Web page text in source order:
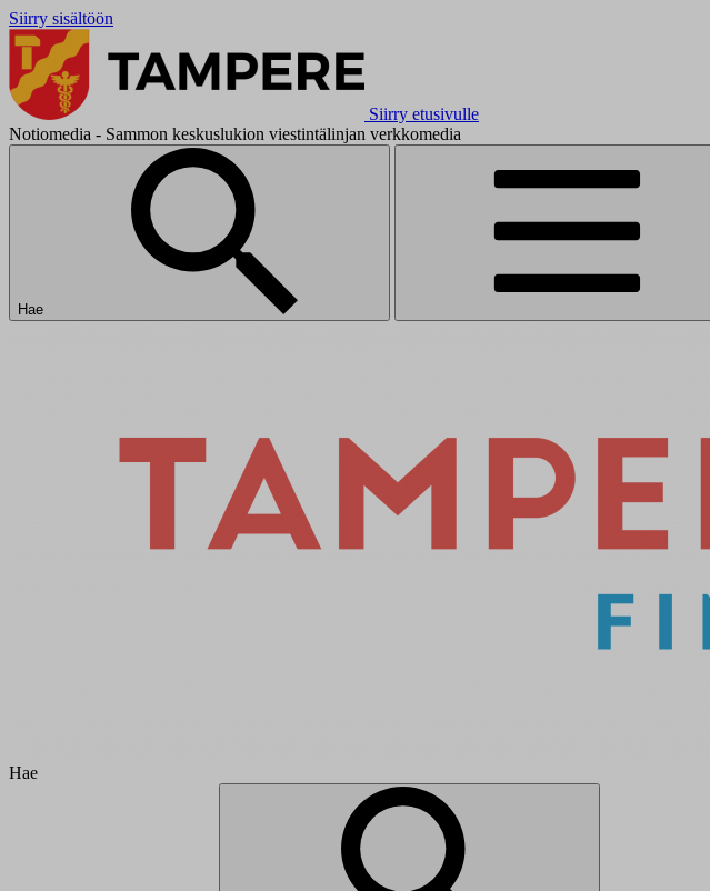
Siirry sisältöön
Siirry etusivulle
Notiomedia - Sammon keskuslukion viestintälinjan verkkomedia
Hae
Hae